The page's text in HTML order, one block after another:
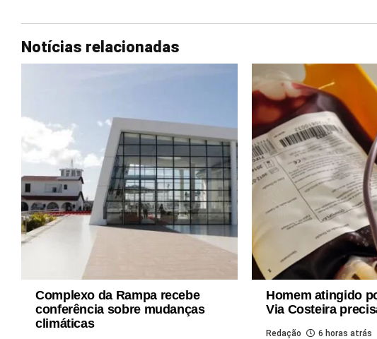
Notícias relacionadas
Complexo da Rampa recebe
conferência sobre mudanças
climáticas
Homem atingido
Via Costeira
Redação 6 horas atrás